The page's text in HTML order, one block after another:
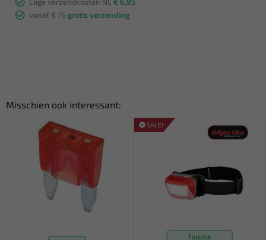
vanaf € 75 gratis verzending
Misschien ook interessant:
SALE!
Tijdelijk